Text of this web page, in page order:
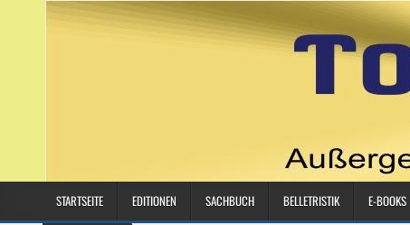
STARTSEITE EDITIONEN SACHBUCH BELLETRISTIK E-BOOKS